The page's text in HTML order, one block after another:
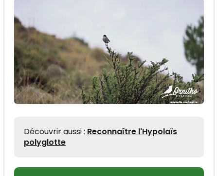
Découvrir aussi : Reconnaître l'Hypolaïs
polyglotte